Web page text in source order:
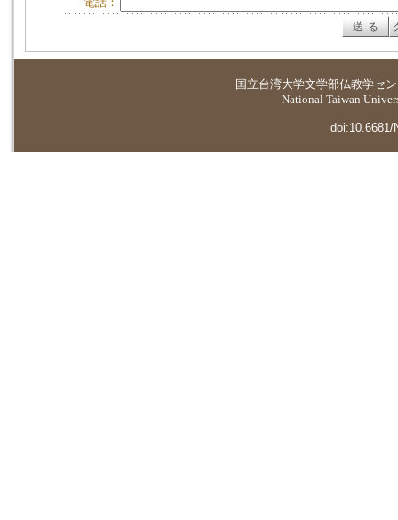
国立台湾大学文学部仏教学セ
National Taiwan
doi:10.6681/